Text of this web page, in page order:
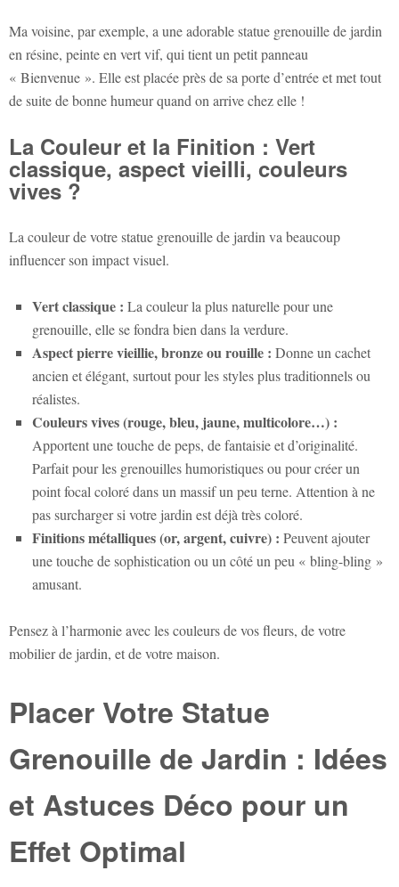
Ma voisine, par exemple, a une adorablestatue grenouille de jardin
en résine, peinte en vert vif, qui tient un petit panneau
« Bienvenue ». Elle est placée près de sa porte d’entrée et met tout
de suite de bonne humeur quand on arrive chez elle !
La Couleur et la Finition : Vert
classique, aspect vieilli, couleurs
vives ?
La couleur de votrestatue grenouille de jardin va beaucoup
influencer son impact visuel.
Vert classique : La couleur la plus naturelle pour une
grenouille, elle se fondra bien dans la verdure.
Aspect pierre vieillie, bronze ou rouille : Donne un cachet
ancien et élégant, surtout pour les styles plus traditionnels ou
réalistes.
Couleurs vives (rouge, bleu, jaune, multicolore…) :
Apportent une touche de peps, de fantaisie et d’originalité.
Parfait pour les grenouilles humoristiques ou pour créer un
point focal coloré dans un massif un peu terne. Attention à ne
pas surcharger si votre jardin est déjà très coloré.
Finitions métalliques (or, argent, cuivre) : Peuvent ajouter
une touche de sophistication ou un côté un peu « bling-bling »
amusant.
Pensez à l’harmonie avec les couleurs de vos fleurs, de votre
mobilier de jardin, et de votre maison.
Placer Votre Statue
Grenouille de Jardin : Idées
et Astuces Déco pour un
Effet Optimal